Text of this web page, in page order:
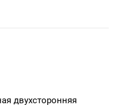
двухсторонняя